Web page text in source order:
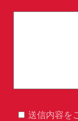
送信内容を